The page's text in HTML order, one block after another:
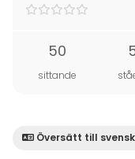
50
sittande
Översätt till